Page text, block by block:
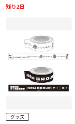
残り2日
グッズ